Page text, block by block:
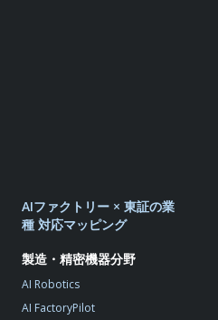
AIファクトリー × 東証の業
種 対応マッピング
製造・精密機器分野
AI Robotics
AI FactoryPilot